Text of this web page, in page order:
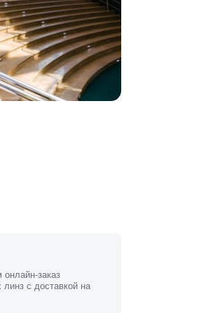
заказ
линз с доставкой на